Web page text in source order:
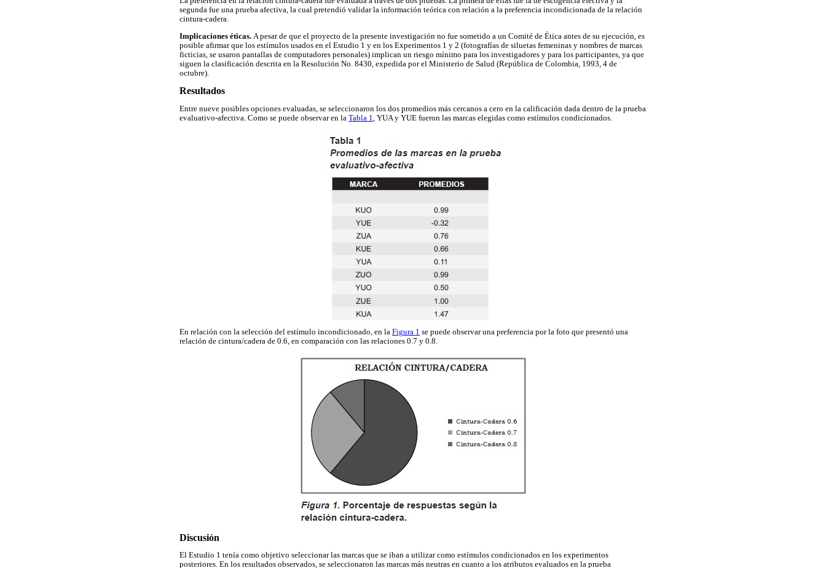
segunda fue una prueba afectiva, la cual pretendió validar la información teórica con relación a la preferencia incondicionada de la relación
cintura-cadera.
Implicaciones éticas. A pesar de que el proyecto de la presente investigación no fue sometido a un Comité de Ética antes de su ejecución, es
posible afirmar que los estímulos usados en el Estudio 1 y en los Experimentos 1 y 2 (fotografías de siluetas femeninas y nombres de marcas
ficticias, se usaron pantallas de computadores personales) implican un riesgo mínimo para los investigadores y para los participantes, ya que
siguen la clasificación descrita en la Resolución No. 8430, expedida por el Ministerio de Salud (República de Colombia, 1993, 4 de
octubre).
Resultados
Entre nueve posibles opciones evaluadas, se seleccionaron los dos promedios más cercanos a cero en la calificación dada dentro de la prueba
evaluativo-afectiva. Como se puede observar en la Tabla 1, YUA y YUE fueron las marcas elegidas como estímulos condicionados.
En relación con la selección del estímulo incondicionado, en la Figura 1 se puede observar una preferencia por la foto que presentó una
relación de cintura/cadera de 0.6, en comparación con las relaciones 0.7 y 0.8.
Discusión
El Estudio 1 tenía como objetivo seleccionar las marcas que se iban a utilizar como estímulos condicionados en los experimentos
posteriores. En los resultados observados, se seleccionaron las marcas más neutras en cuanto a los atributos evaluados en la prueba